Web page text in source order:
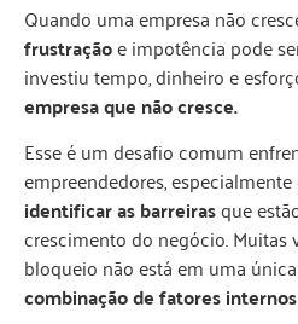
Quando uma empresa não
frustraçãoe impotência pode
investiu tempo, dinheiro e
empresa que não cresce.
Esse é um desafio comum
empreendedores,
identificar as barreirasque
crescimento do negócio. Muitas
bloqueio não está em uma
combinação de fatores